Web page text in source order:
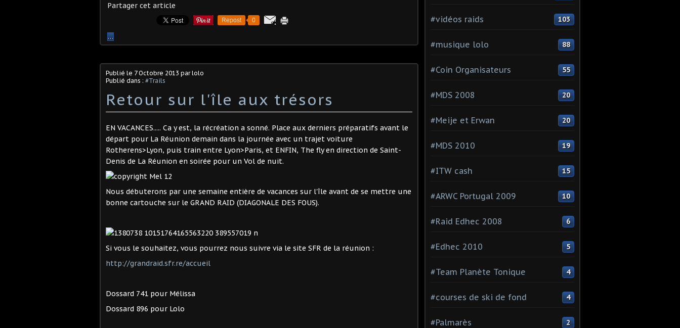
Partager cet article
Repost 0
…
Publié le 7 Octobre 2013 par lolo
Publié dans : #Trails
Retour sur l'île aux trésors
EN VACANCES..... Ca y est, la récréation a sonné. Place aux derniers préparatifs avant le
départ pour La Réunion demain dans la journée avec un trajet voiture
Rotherens>Lyon, puis train entre Lyon>Paris, et ENFIN, The fly en direction de Saint-
Denis de La Réunion en soirée pour un Vol de nuit.
Nous débuterons par une semaine entière de vacances sur l'île avant de se mettre une
bonne cartouche sur le GRAND RAID (DIAGONALE DES FOUS).
Si vous le souhaitez, vous pourrez nous suivre via le site SFR de la réunion :
http://grandraid.sfr.re/accueil
Dossard 741 pour Mélissa
Dossard 896 pour Lolo
#vidéos raids 103
#musique lolo 88
#Coin Organisateurs 55
#MDS 2008 20
#Meije et Erwan 20
#MDS 2010 19
#ITW cash 15
#ARWC Portugal 2009 10
#Raid Edhec 2008 6
#Edhec 2010 5
#Team Planète Tonique 4
#courses de ski de fond 4
#Palmarès 2